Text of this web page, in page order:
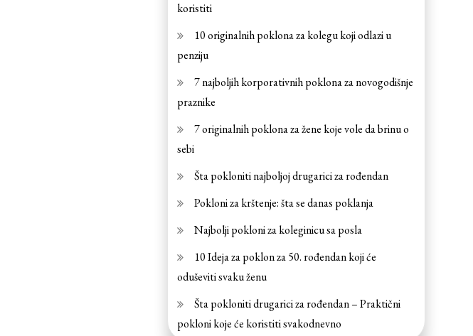
koristiti
10 originalnih poklona za kolegu koji odlazi u
penziju
7 najboljih korporativnih poklona za novogodišnje
praznike
7 originalnih poklona za žene koje vole da brinu o
sebi
Šta pokloniti najboljoj drugarici za rođendan
Pokloni za krštenje: šta se danas poklanja
Najbolji pokloni za koleginicu sa posla
10 Ideja za poklon za 50. rođendan koji će
oduševiti svaku ženu
Šta pokloniti drugarici za rođendan – Praktični
pokloni koje će koristiti svakodnevno